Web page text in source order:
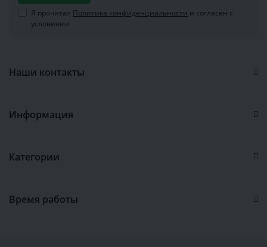
Я прочитал Политика конфиденциальности и согласен с
условиями
Наши контакты
Информация
Категории
Время работы